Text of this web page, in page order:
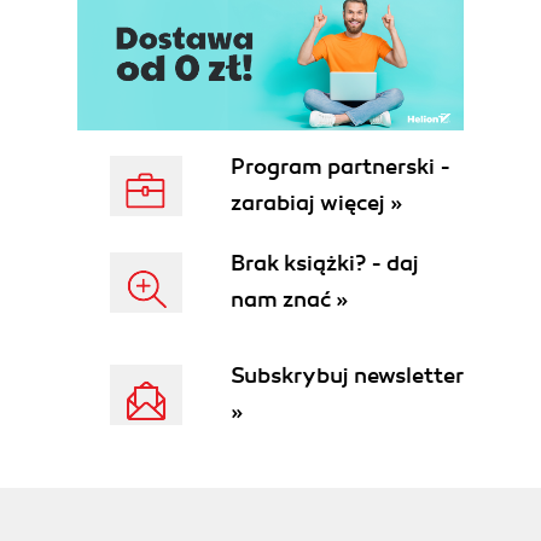
MDA
CGA
EGA
XGA
Współpraca karty graficznej z monitorem
2.6 Przegląd drukarek
Drukarki igłowe
Algorytm wyboru drukarki
2.7 Przegląd skanerów
Program partnerski -
zarabiaj więcej »
Brak książki? - daj
nam znać »
Subskrybuj newsletter
»